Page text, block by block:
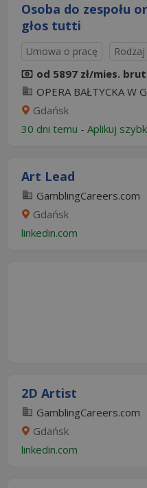
Osoba do zespołu
głos tutti
Umowa o pracę Rodzaj
od 5897 zł/mies.
OPERA BAŁTYCKA W
Gdańsk
30 dni temu - Aplikuj
Art Lead
GamblingCareers.com
Gdańsk
linkedin.com
2D Artist
GamblingCareers.com
Gdańsk
linkedin.com